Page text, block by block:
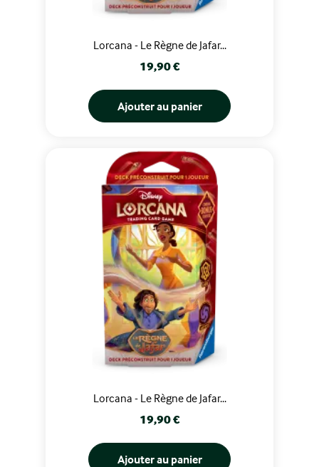
Lorcana - Le Règne de Jafar...
Prix
19,90 €
Ajouter au panier
Lorcana - Le Règne de Jafar...
Prix
19,90 €
Ajouter au panier